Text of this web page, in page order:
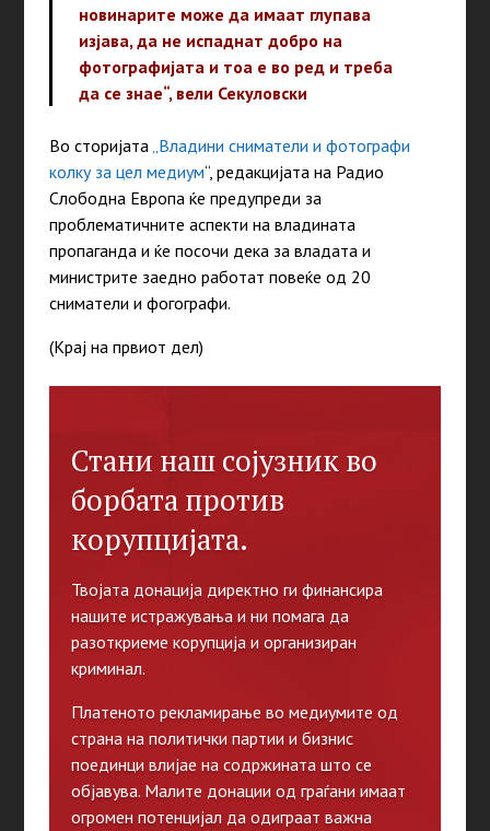
новинарите може да имаат глупава
изјава, да не испаднат добро на
фотографијата и тоа е во ред и треба
да се знае“, вели Секуловски
Во сторијата „Владини сниматели и фотографи
колку за цел медиум“, редакцијата на Радио
Слободна Европа ќе предупреди за
проблематичните аспекти на владината
пропаганда и ќе посочи дека за владата и
министрите заедно работат повеќе од 20
сниматели и фогографи.
(Крај на првиот дел)
Стани наш сојузник во
борбата против
корупцијата.
Твојата донација директно ги финансира
нашите истражувања и ни помага да
разоткриеме корупција и организиран
криминал.
Платеното рекламирање во медиумите од
страна на политички партии и бизнис
поединци влијае на содржината што се
објавува. Малите донации од граѓани имаат
огромен потенцијал да одиграат важна